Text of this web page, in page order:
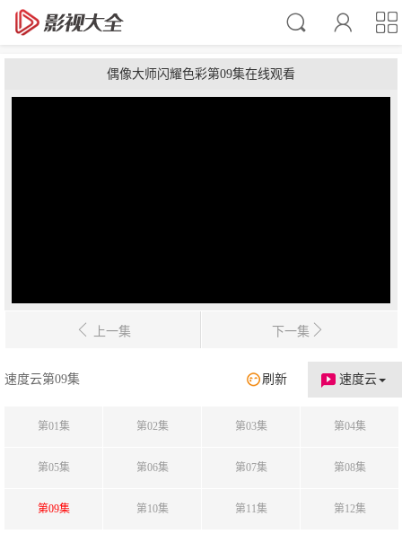
偶像大师闪耀色彩第09集在线观看
上一集 下一集
速度云
刷新
速度云第09集
第01集 第02集 第03集 第04集
第05集 第06集 第07集 第08集
第09集 第10集 第11集 第12集